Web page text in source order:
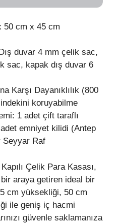
50 cm x 45 cm
duvar 4 mm çelik sac,
sac, kapak dış duvar 6
Karşı Dayanıklılık (800
koruyabilme
1 adet çift taraflı
emniyet kilidi (Antep
Seyyar Raf
Çelik Para Kasası,
bir araya getiren ideal bir
cm yüksekliği, 50 cm
ile geniş iç hacmi
güvenle saklamanıza